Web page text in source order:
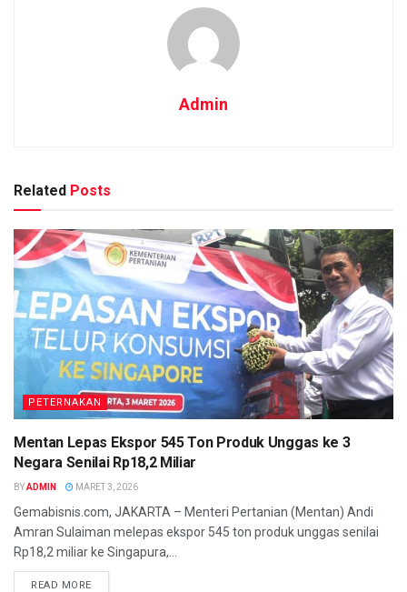
Admin
Related Posts
PETERNAKAN
Mentan Lepas Ekspor 545 Ton Produk Unggas ke 3
Negara Senilai Rp18,2 Miliar
BYADMIN MARET 3, 2026
Gemabisnis.com, JAKARTA – Menteri Pertanian (Mentan) Andi
Amran Sulaiman melepas ekspor 545 ton produk unggas senilai
Rp18,2 miliar ke Singapura,...
READ MORE